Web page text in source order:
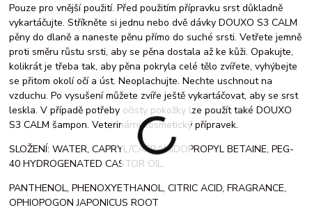
Pouze pro vnější použití. Před použitím přípravku srst důkladně
vykartáčujte. Stříkněte si jednu nebo dvě dávky DOUXO S3 CALM
pěny do dlaně a naneste pěnu přímo do suché srsti. Vetřete jemně
proti směru růstu srsti, aby se pěna dostala až ke kůži. Opakujte,
kolikrát je třeba tak, aby pěna pokryla celé tělo zvířete, vyhýbejte
se přitom okolí očí a úst. Neoplachujte. Nechte uschnout na
vzduchu. Po vysušení můžete zvíře ještě vykartáčovat, aby se srst
leskla. V případě potřeby očisty pokožky lze použít také DOUXO
S3 CALM šampon. Veterinární kosmetický přípravek.
SLOŽENÍ: WATER, CAPRYL/CAPRAMIDOPROPYL BETAINE, PEG-
40 HYDROGENATED CASTOR OIL,
PANTHENOL, PHENOXYETHANOL, CITRIC ACID, FRAGRANCE,
OPHIOPOGON JAPONICUS ROOT